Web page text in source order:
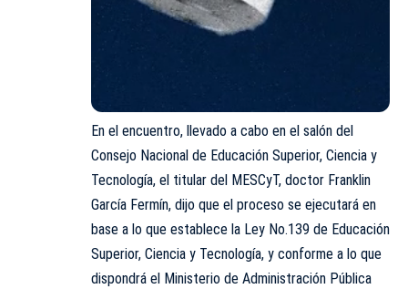
En el encuentro, llevado a cabo en el salón del
Consejo Nacional de Educación Superior, Ciencia y
Tecnología, el titular del MESCyT, doctor Franklin
García Fermín, dijo que el proceso se ejecutará en
base a lo que establece la Ley No.139 de Educación
Superior, Ciencia y Tecnología, y conforme a lo que
dispondrá el Ministerio de Administración Pública